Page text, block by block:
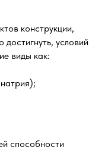
конструкции,
условий
виды как:
способности